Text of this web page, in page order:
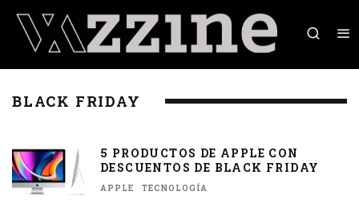
BLACK FRIDAY
5 PRODUCTOS DE APPLE CON
DESCUENTOS DE BLACK FRIDAY
APPLE TECNOLOGÍA